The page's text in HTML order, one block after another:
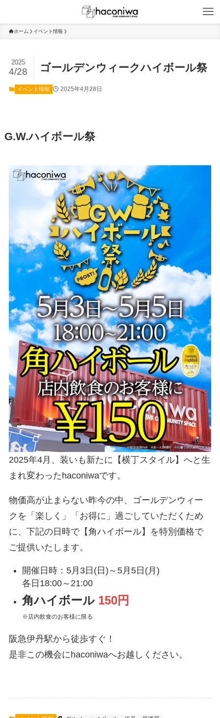
ホーム イベント情報
ゴールデンウィークハイボール祭
2025
4/28
イベント情報 2025年4月28日
G.W.ハイボール祭
2025年4月、装いも新たに【横丁スタイル】へと生
まれ変わったhaconiwaです。
物価高が止まらない昨今の中、ゴールデンウィー
クを「楽しく」「お得に」過ごしていただくため
に、下記の日時で【角ハイボール】を特別価格で
ご提供いたします。
開催日時：5月3日(日)～5月5日(月)
各日18:00～21:00
角ハイボール 150円
※店内飲食のお客様に限る
阪急伊丹駅から徒歩すぐ！
是非この機会にhaconiwaへお越しください。